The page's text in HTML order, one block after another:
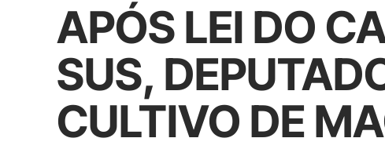
APÓS LEI DO
SUS,
CULTIVO DE